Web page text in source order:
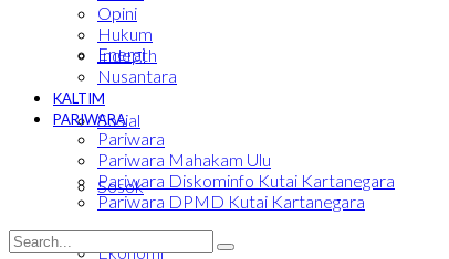
Energi
Sosial
Sosok
Ekonomi
Opini
Hukum
Indepth
Nusantara
KALTIM
PARIWARA
Pariwara
Pariwara Mahakam Ulu
Pariwara Diskominfo Kutai Kartanegara
Pariwara DPMD Kutai Kartanegara